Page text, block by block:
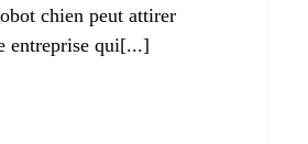
chien peut attirer
entreprise qui[...]